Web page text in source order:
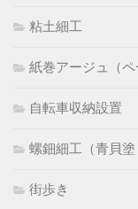
粘土細工
紙巻アージュ（ペ
自転車収納設置
螺鈿細工（青貝塗
街歩き